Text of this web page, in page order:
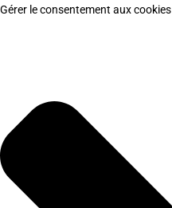
Gérer le consentement aux cookies